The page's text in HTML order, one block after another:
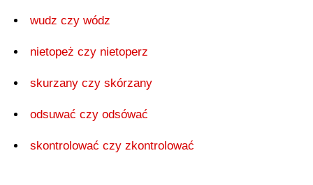
wudz czy wódz
nietopeż czy nietoperz
skurzany czy skórzany
odsuwać czy odsówać
skontrolować czy zkontrolować